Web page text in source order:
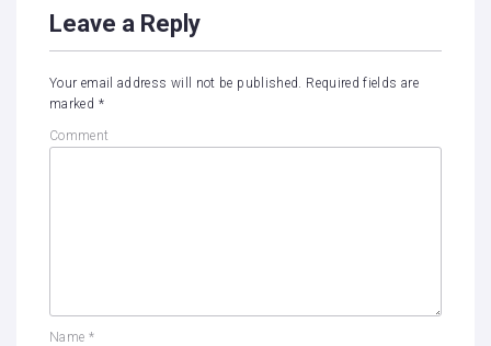
Leave a Reply
Your email address will not be published. Required fields are
marked *
Comment
Name *